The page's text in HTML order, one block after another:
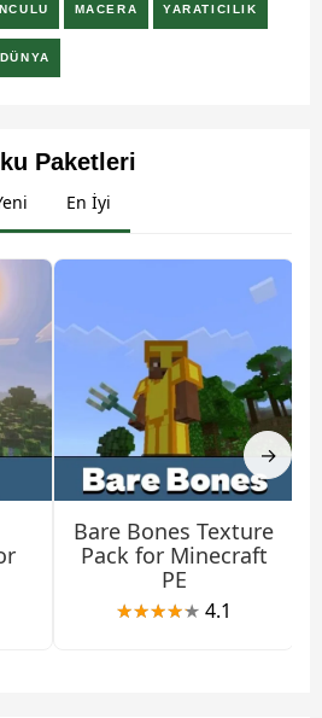
MACERA YARATICILIK
DÜNYA
Paketleri
En İyi
→
Bare Bones Texture
Pack for Minecraft
PE
4.1